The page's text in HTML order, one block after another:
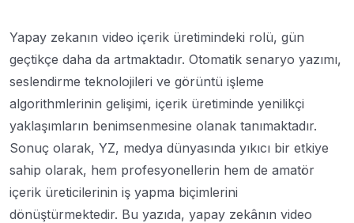
Yapay zekanın video içerik üretimindeki rolü, gün
geçtikçe daha da artmaktadır. Otomatik senaryo yazımı,
seslendirme teknolojileri ve görüntü işleme
algorithmlerinin gelişimi, içerik üretiminde yenilikçi
yaklaşımların benimsenmesine olanak tanımaktadır.
Sonuç olarak, YZ, medya dünyasında yıkıcı bir etkiye
sahip olarak, hem profesyonellerin hem de amatör
içerik üreticilerinin iş yapma biçimlerini
dönüştürmektedir. Bu yazıda, yapay zekânın video